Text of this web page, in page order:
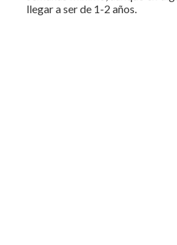
llegar a ser de 1-2 años.